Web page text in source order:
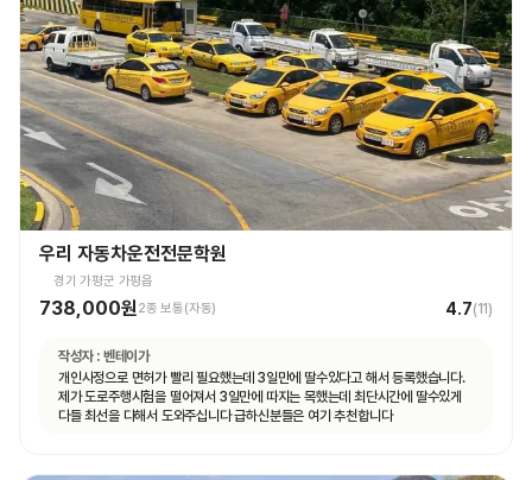
우리 자동차운전전문학원
경기 가평군 가평읍
738,000원2종 보통(자동) 4.7(11)
작성자 : 벤테이가
개인사정으로 면허가 빨리 필요했는데 3일만에 딸수있다고 해서 등록했습니다.
제가 도로주행시험을 떨어져서 3일만에 따지는 목했는데 최단시간에 딸수있게
다들 최선을 다해서 도와주십니다 급하신분들은 여기 추천합니다